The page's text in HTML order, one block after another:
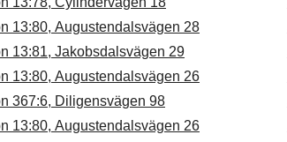
13:80, Augustendalsvägen 28
13:81, Jakobsdalsvägen 29
13:80, Augustendalsvägen 26
367:6, Diligensvägen 98
13:80, Augustendalsvägen 26